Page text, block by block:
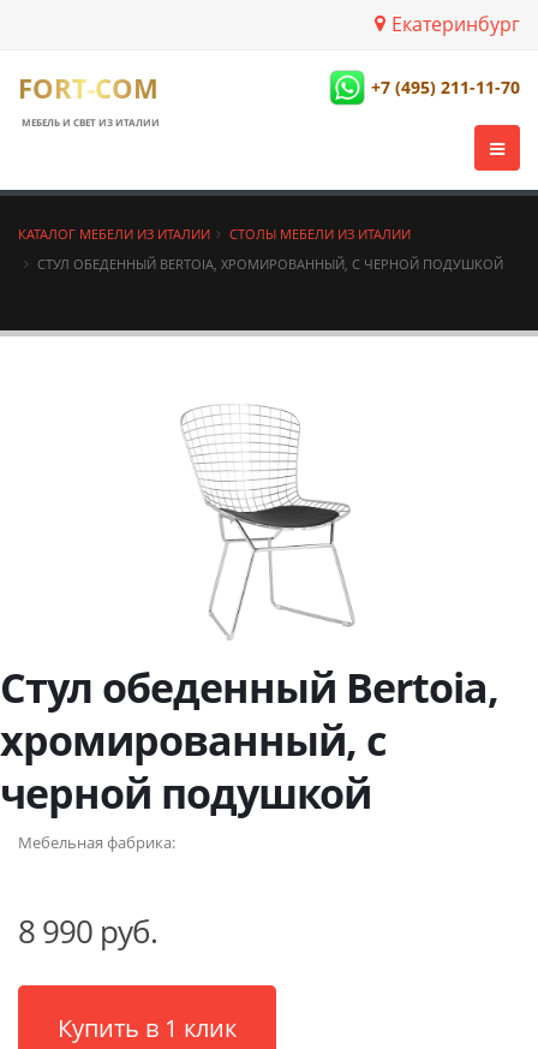
Екатеринбург
FORT-COM
МЕБЕЛЬ И СВЕТ ИЗ ИТАЛИИ
+7 (495) 211-11-70
КАТАЛОГ МЕБЕЛИ ИЗ ИТАЛИИ
СТОЛЫ МЕБЕЛИ ИЗ ИТАЛИИ
СТУЛ ОБЕДЕННЫЙ BERTOIA, ХРОМИРОВАННЫЙ, С ЧЕРНОЙ ПОДУШКОЙ
Стул обеденный Bertoia,
хромированный, с
черной подушкой
Мебельная фабрика:
8 990 руб.
Купить в 1 клик